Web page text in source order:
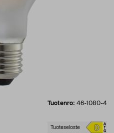
Tuotenro: 46-1080-4
Tuoteseloste